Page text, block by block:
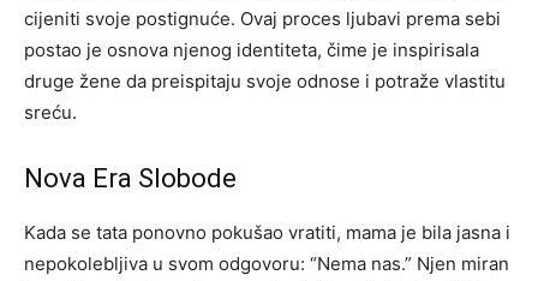
cijeniti svoje postignuće. Ovaj proces ljubavi prema sebi
postao je osnova njenog identiteta, čime je inspirisala
druge žene da preispitaju svoje odnose i potraže vlastitu
sreću.
Nova Era Slobode
Kada se tata ponovno pokušao vratiti, mama je bila jasna i
nepokolebljiva u svom odgovoru: “Nema nas.” Njen miran